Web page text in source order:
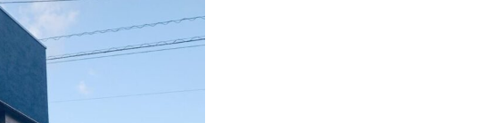
Lodina
KIDS DESIGN